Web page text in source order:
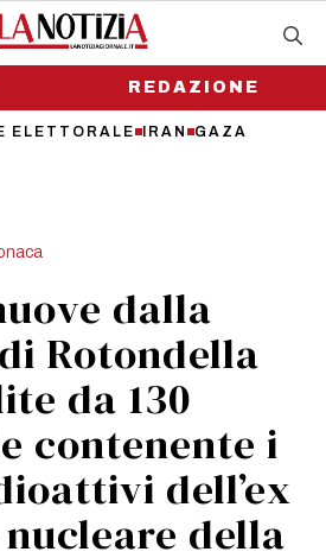
ELETTORALE IRAN GAZA
REDAZIONE
dalla
Rotondella
da 130
contenente i
dell’ex
della